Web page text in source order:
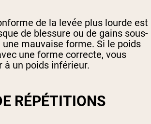
de la levée plus lourde est
de blessure ou de gains sous-
mauvaise forme. Si le poids
une forme correcte, vous
à un poids inférieur.
RÉPÉTITIONS